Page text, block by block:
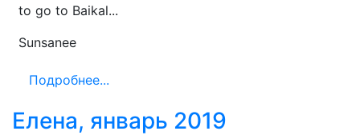
to go to Baikal...
Sunsanee
Подробнее...
Елена, январь 2019